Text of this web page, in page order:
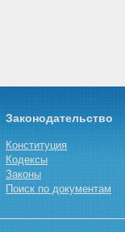
Законодательство
Конституция
Кодексы
Законы
Поиск по документам